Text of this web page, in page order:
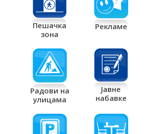
Пешачка
зона
Рекламе
Радови на
улицама
Јавне
набавке